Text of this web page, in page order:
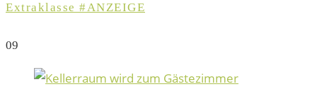
Extraklasse #ANZEIGE
09